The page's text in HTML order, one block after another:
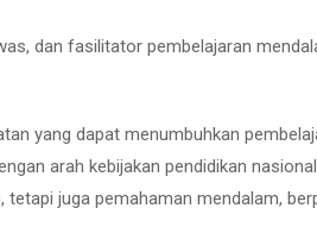
dan fasilitator pembelajaran
yang dapat menumbuhkan
arah kebijakan pendidikan
juga pemahaman mendalam,